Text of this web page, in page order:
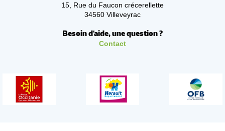
15, Rue du Faucon crécerellette
34560 Villeveyrac
Besoin d'aide, une question ?
Contact